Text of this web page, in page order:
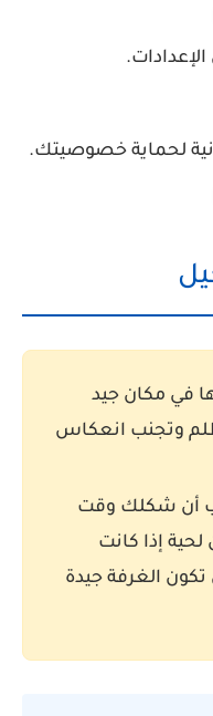
لحماية خصوصيتك.
في مكان جيد
وتجنب انعكاس
أن شكلك وقت
إذا كانت
الغرفة جيدة